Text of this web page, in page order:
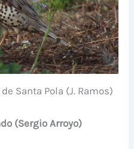
Santa Pola (J. Ramos)
(Sergio Arroyo)